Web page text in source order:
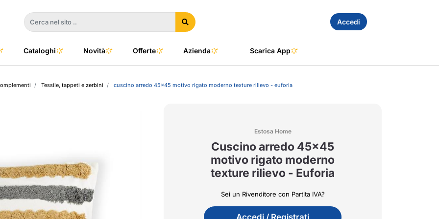
Accedi
e Clima
Cataloghi Novità Offerte Azienda Scarica App
Tessile, tappeti e zerbini cuscino arredo 45x45 motivo rigato moderno texture rilievo - euforia
Estosa Home
Cuscino arredo 45x45
motivo rigato moderno
texture rilievo - Euforia
Sei un Rivenditore con Partita IVA?
Accedi / Registrati